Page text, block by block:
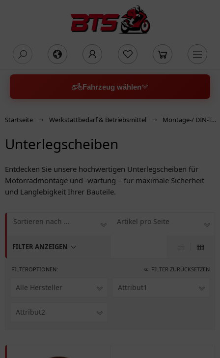
Fahrzeug wählen
Startseite Werkstattbedarf & Betriebsmittel Montage-/ DIN-Teile + Befestigen
Unterlegscheiben
Entdecken Sie unsere hochwertigen Unterlegscheiben für
Motorradmontage und -wartung – für maximale Sicherheit
und Langlebigkeit Ihrer Bauteile.
FILTER ANZEIGEN
Sortieren nach ... Artikel pro Seite
FILTEROPTIONEN: FILTER ZURÜCKSETZEN
Alle Hersteller Attribut1
Attribut2